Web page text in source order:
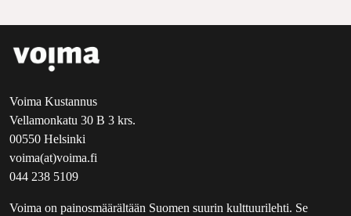
Voima Kustannus
Vellamonkatu 30 B 3 krs.
00550 Helsinki
voima(at)voima.fi
044 238 5109
Voima on painosmäärältään Suomen suurin kulttuurilehti. Se